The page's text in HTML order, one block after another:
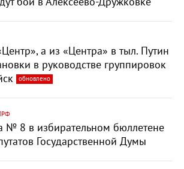
а из «Центра» в тыл. Путин
в руководстве группировок
обновлено
№ 8 в избирательном бюллетене
Государственной Думы